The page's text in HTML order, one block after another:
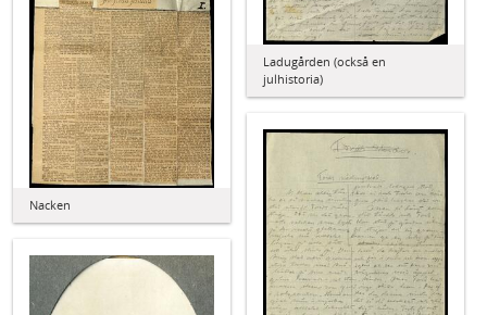
Ladugården (också en
julhistoria)
Nacken